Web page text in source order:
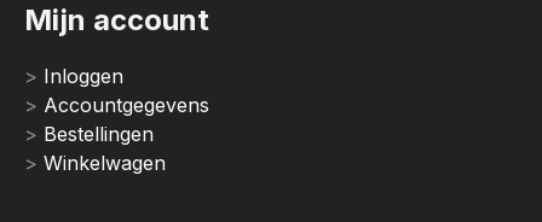
Mijn account
Inloggen
Accountgegevens
Bestellingen
Winkelwagen